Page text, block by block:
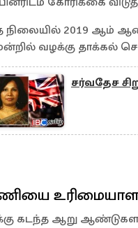
நிலையில் 2019 ஆம்
வழக்கு தாக்கல்
சர்வதேச
கடந்த ஆறு